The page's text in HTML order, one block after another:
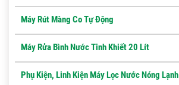
Máy Rút Màng Co Tự Động
Máy Rửa Bình Nước Tinh Khiết 20 Lít
Phụ Kiện, Linh Kiện Máy Lọc Nước Nóng Lạnh